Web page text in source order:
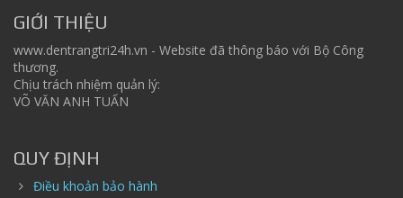
GIỚI THIỆU
www.dentrangtri24h.vn - Website đã thông báo với Bộ Công
thương.
Chịu trách nhiệm quản lý:
VÕ VĂN ANH TUẤN
QUY ĐỊNH
Điều khoản bảo hành